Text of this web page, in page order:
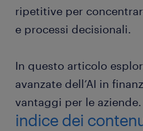
ripetitive per
e processi decisionali.
In questo articolo
avanzate dell’AI in
vantaggi per le aziende.
indice dei